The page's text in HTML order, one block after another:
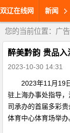
双辽在线网 新闻
您的当前位置： 广告
醉美黔韵 贵品
2023-10-30 14:31
2023年11月19
驻上海办事处指导
司承办的首届多彩
体育中心体育场举办